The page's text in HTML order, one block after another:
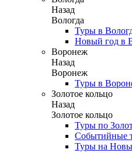
Назад
Вологда
Туры в
Новый год в
Воронеж
Назад
Воронеж
Туры в
Золотое кольцо
Назад
Золотое кольцо
Туры по
Событийные
Туры на